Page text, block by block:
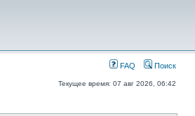
FAQ Поиск
Текущее время: 07 авг 2026, 06:42